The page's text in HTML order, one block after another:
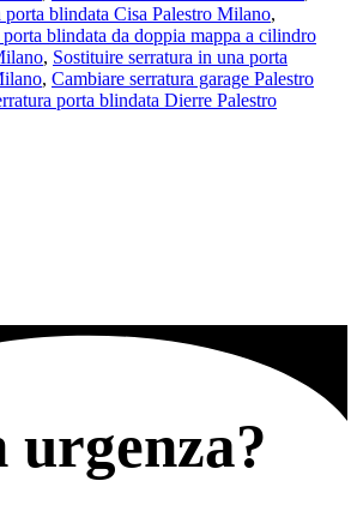
porta blindata Cisa Palestro Milano,
porta blindata da doppia mappa a cilindro
, Sostituire serratura in una porta
, Cambiare serratura garage Palestro
porta blindata Dierre Palestro